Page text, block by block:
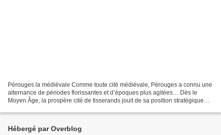
Pérouges la médiévale Comme toute cité médiévale, Pérouges a connu une
alternance de périodes florissantes et d’époques plus agitées… Dès le
Moyen Âge, la prospère cité de tisserands jouit de sa position stratégique
Hébergé par Overblog